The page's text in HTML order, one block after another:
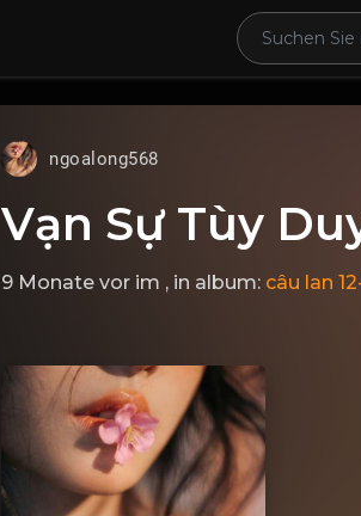
ngoalong568
Vạn Sự Tùy
9 Monate vor im , in album: câu lan